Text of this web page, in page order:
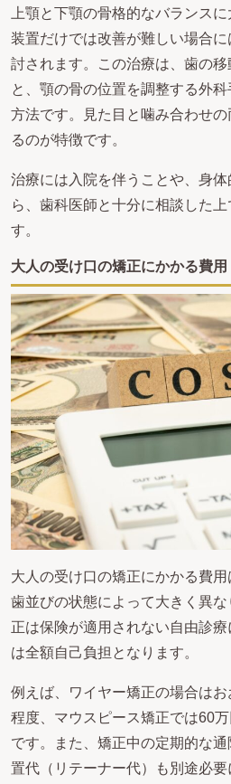
上顎と下顎の骨格的なバランス
装置だけでは改善が難しい場合
討されます。この治療は、歯の
と、顎の骨の位置を調整する外
方法です。見た目と噛み合わせ
るのが特徴です。
治療には入院を伴うことや、身
ら、歯科医師と十分に相談した
す。
大人の受け口の矯正にかかる費用
大人の受け口の矯正にかかる費
歯並びの状態によって大きく異
正は保険が適用されない自由診
は全額自己負担となります。
例えば、ワイヤー矯正の場合は
程度、マウスピース矯正では60
です。また、矯正中の定期的な
置代（リテーナー代）も別途必要